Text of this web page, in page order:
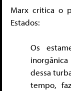
Marx critica o
Estados:
Os
dessa
tempo,